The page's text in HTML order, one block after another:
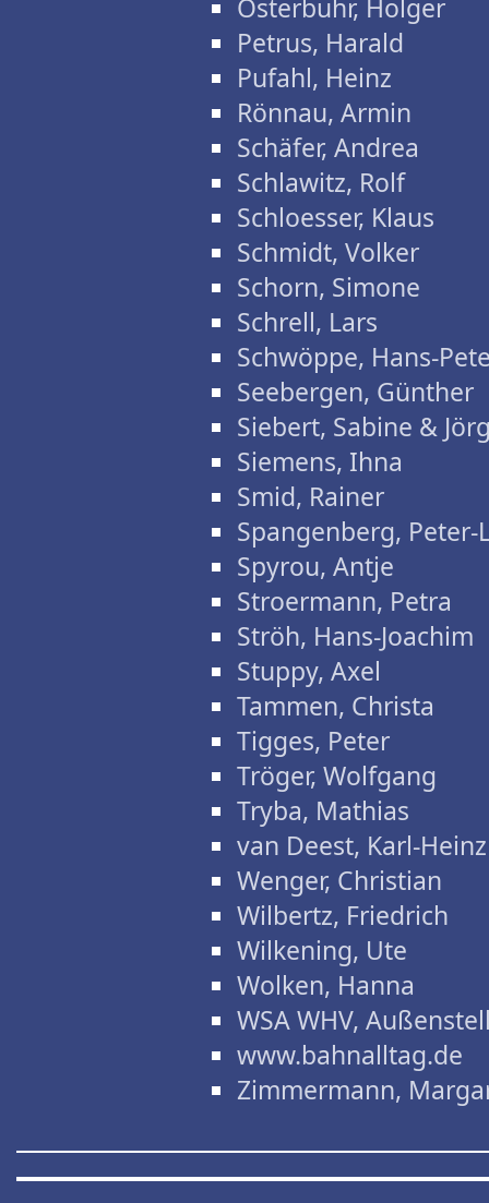
Osterbuhr, Holger
Petrus, Harald
Pufahl, Heinz
Rönnau, Armin
Schäfer, Andrea
Schlawitz, Rolf
Schloesser, Klaus
Schmidt, Volker
Schorn, Simone
Schrell, Lars
Schwöppe, Hans-
Seebergen, Günther
Siebert, Sabine &
Siemens, Ihna
Smid, Rainer
Spangenberg, Peter-
Spyrou, Antje
Stroermann, Petra
Ströh, Hans-Joachim
Stuppy, Axel
Tammen, Christa
Tigges, Peter
Tröger, Wolfgang
Tryba, Mathias
van Deest, Karl-Heinz
Wenger, Christian
Wilbertz, Friedrich
Wilkening, Ute
Wolken, Hanna
WSA WHV,
www.bahnalltag.de
Zimmermann,